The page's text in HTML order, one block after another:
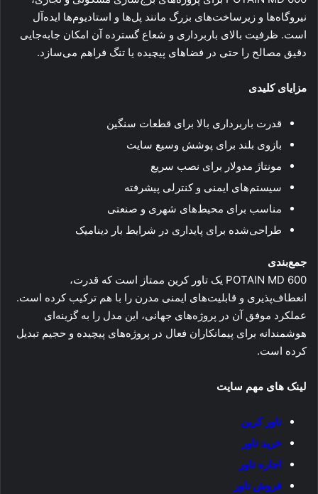
نیروگاه‌ها و زیرساخت‌های بزرگ مانند پل‌ها و استادیوم‌ها ایده‌آل
است. ظرفیت بالای باربرداری و شعاع گسترده آن امکان جابه‌جایی
دقیق مصالح را حتی در فضاهای پیچیده یا تنگ فراهم می‌سازد.
مزایای کلیدی
قدرت باربرداری بالا برای قطعات سنگین
بازوی بلند برای پوشش وسیع سایت
مونتاژ مدولار برای نصب سریع
سیستم‌های ایمنی و کنترلی پیشرفته
مناسب برای محیط‌های شهری و صنعتی
طراحی‌شده برای پایداری در شرایط بار دینامیک
جمع‌بندی
POTAIN MD 600 یک تاور کرین ممتاز است که قدرت،
انعطاف‌پذیری و قابلیت‌های ایمنی مدرن را با هم ترکیب کرده است.
عملکرد موفق آن در پروژه‌های جهانی، این مدل را به گزینه‌ای
هوشمندانه برای پیمانکاران فعال در پروژه‌های پیچیده و حجیم تبدیل
کرده است.
لینک های مهم سایت
تاور کرین
خرید تاور
اجاره تاور
فروش تاور